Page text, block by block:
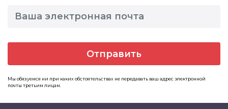
Отправить
Мы обязуемся ни при каких обстоятельствах не передавать ваш адрес электронной
почты третьим лицам.